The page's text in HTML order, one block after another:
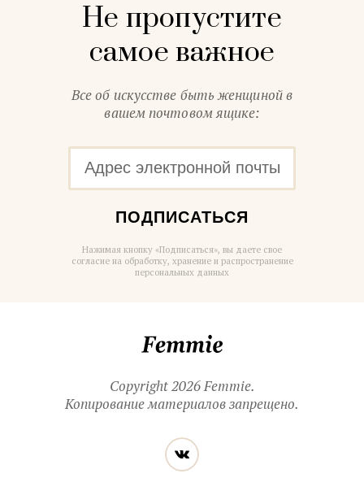
Не пропустите
самое важное
Все об искусстве быть женщиной в
вашем почтовом ящике:
ПОДПИСАТЬСЯ
Нажимая кнопку «Подписаться», вы даете свое
согласие на обработку, хранение и распространение
персональных данных
Copyright 2026 Femmie.
Копирование материалов запрещено.
Читайте
нас
в социальных